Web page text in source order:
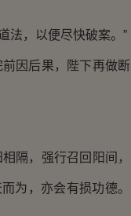
，以便尽快破案。”
因后果，陛下再做断
隔，强行召回阳间，
为，亦会有损功德。